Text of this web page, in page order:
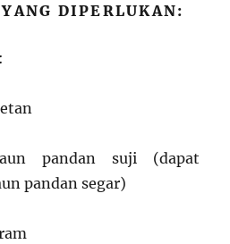
DIPERLUKAN:
pandan suji (dapat
pandan segar)